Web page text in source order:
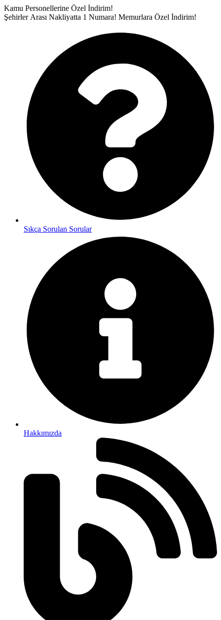
İçeriğe
atla
Kamu Personellerine Özel İndirim!
Şehirler Arası Nakliyatta 1 Numara! Memurlara Özel İndirim!
Sıkça Sorulan Sorular
Hakkımızda